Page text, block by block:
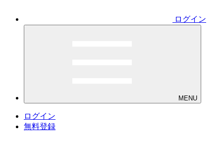
ログイン
MENU
ログイン
無料登録